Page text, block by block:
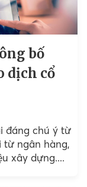
bố
dịch cổ
đáng chú ý từ
từ ngân hàng,
xây dựng....